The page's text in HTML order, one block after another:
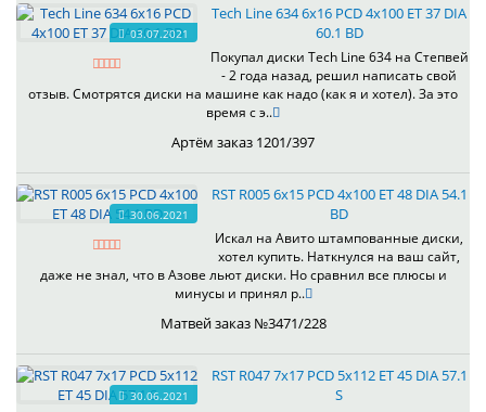
03.07.2021
Tech Line 634 6x16 PCD 4x100 ET 37 DIA
60.1 BD
Покупал диски Tech Line 634 на Степвей
- 2 года назад, решил написать свой
отзыв. Смотрятся диски на машине как надо (как я и хотел). За это
время с э..
Артём заказ 1201/397
30.06.2021
RST R005 6x15 PCD 4x100 ET 48 DIA 54.1
BD
Искал на Авито штампованные диски,
хотел купить. Наткнулся на ваш сайт,
даже не знал, что в Азове льют диски. Но сравнил все плюсы и
минусы и принял р..
Матвей заказ №3471/228
30.06.2021
RST R047 7x17 PCD 5x112 ET 45 DIA 57.1
S